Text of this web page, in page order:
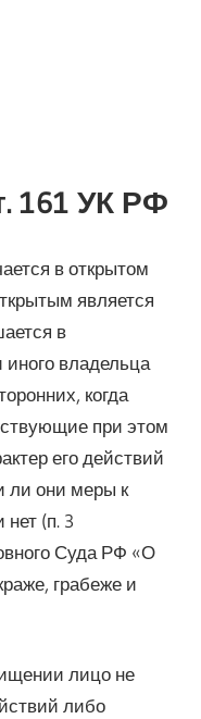
161 УК РФ
в открытом
является
в
иного владельца
когда
при этом
его действий
ли они меры к
(п. 3
Суда РФ «О
грабеже и
лицо не
либо